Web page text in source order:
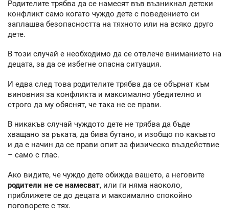
Родителите трябва да се намесят във възникнал детски
конфликт само когато чуждо дете с поведението си
заплашва безопасността на тяхното или на всяко друго
дете.
В този случай е необходимо да се отвлече вниманието на
децата, за да се избегне опасна ситуация.
И едва след това родителите трябва да се обърнат към
виновния за конфликта и максимално убедително и
строго да му обяснят, че така не се прави.
В никакъв случай чуждото дете не трябва да бъде
хващано за ръката, да бива бутано, и изобщо по какъвто
и да е начин да се прави опит за физическо въздействие
– само с глас.
Ако видите, че чуждо дете обижда вашето, а неговите
родители не се намесват, или ги няма наоколо,
приближете се до децата и максимално спокойно
поговорете с тях.